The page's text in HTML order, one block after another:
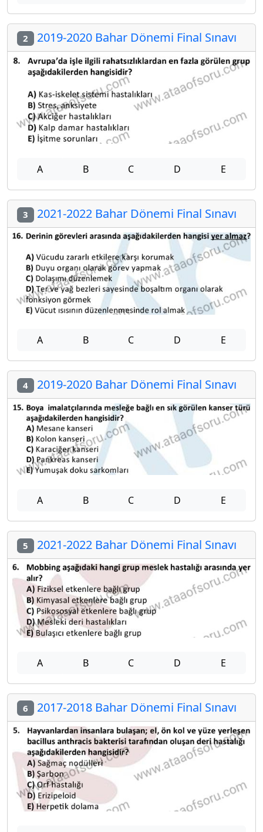
2 2019-2020 Bahar Dönemi Final Sınavı
A B C D E
3 2021-2022 Bahar Dönemi Final Sınavı
A B C D E
4 2019-2020 Bahar Dönemi Final Sınavı
A B C D E
5 2021-2022 Bahar Dönemi Final Sınavı
A B C D E
6 2017-2018 Bahar Dönemi Final Sınavı